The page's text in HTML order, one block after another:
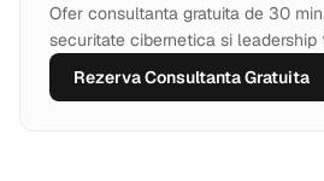
Ofer consultanta gratuita de 30
securitate cibernetica si leadership
Rezerva Consultanta Gratuita